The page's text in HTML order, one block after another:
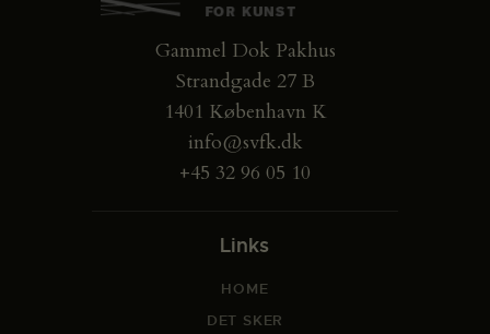
Gammel Dok Pakhus
Strandgade 27 B
1401 København K
info@svfk.dk
+45 32 96 05 10
Links
HOME
DET SKER